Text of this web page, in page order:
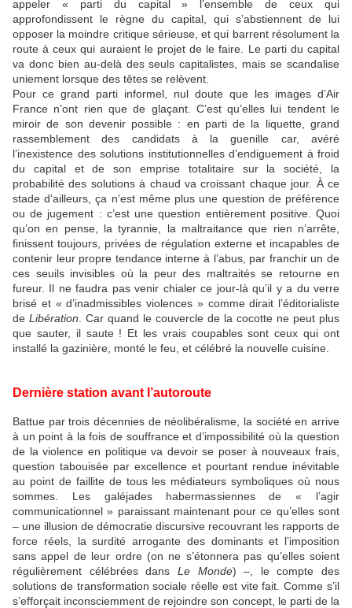
appeler « parti du capital » l’ensemble de ceux qui
approfondissent le règne du capital, qui s’abstiennent de lui
opposer la moindre critique sérieuse, et qui barrent résolument la
route à ceux qui auraient le projet de le faire. Le parti du capital
va donc bien au-delà des seuls capitalistes, mais se scandalise
uniement lorsque des têtes se relèvent.
Pour ce grand parti informel, nul doute que les images d’Air
France n’ont rien que de glaçant. C’est qu’elles lui tendent le
miroir de son devenir possible : en parti de la liquette, grand
rassemblement des candidats à la guenille car, avéré
l’inexistence des solutions institutionnelles d’endiguement à froid
du capital et de son emprise totalitaire sur la société, la
probabilité des solutions à chaud va croissant chaque jour. À ce
stade d’ailleurs, ça n’est même plus une question de préférence
ou de jugement : c’est une question entièrement positive. Quoi
qu’on en pense, la tyrannie, la maltraitance que rien n’arrête,
finissent toujours, privées de régulation externe et incapables de
contenir leur propre tendance interne à l’abus, par franchir un de
ces seuils invisibles où la peur des maltraités se retourne en
fureur. Il ne faudra pas venir chialer ce jour-là qu’il y a du verre
brisé et « d’inadmissibles violences » comme dirait l’éditorialiste
de Libération . Car quand le couvercle de la cocotte ne peut plus
que sauter, il saute ! Et les vrais coupables sont ceux qui ont
installé la gazinière, monté le feu, et célébré la nouvelle cuisine.
Dernière station avant l’autoroute
Battue par trois décennies de néolibéralisme, la société en arrive
à un point à la fois de souffrance et d’impossibilité où la question
de la violence en politique va devoir se poser à nouveaux frais,
question tabouisée par excellence et pourtant rendue inévitable
au point de faillite de tous les médiateurs symboliques où nous
sommes. Les galéjades habermassiennes de « l’agir
communicationnel » paraissant maintenant pour ce qu’elles sont
– une illusion de démocratie discursive recouvrant les rapports de
force réels, la surdité arrogante des dominants et l’imposition
sans appel de leur ordre (on ne s’étonnera pas qu’elles soient
régulièrement célébrées dans Le Monde) –, le compte des
solutions de transformation sociale réelle est vite fait. Comme s’il
s’efforçait inconsciemment de rejoindre son concept, le parti de la